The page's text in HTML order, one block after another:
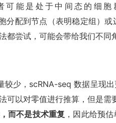
可能是处于中间态的细
分配到节点（表明稳定组）
都尝试，可能会带给我们不同
较少，scRNA-seq 数据呈现
可以对零值进行推算，但是
而不是技术重复 ，因此给预